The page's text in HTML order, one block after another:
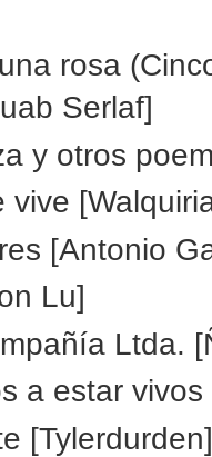
rosa
Serlaf]
y otros
vive
[Antonio
Lu]
Ltda.
a estar
[Tylerdurden]